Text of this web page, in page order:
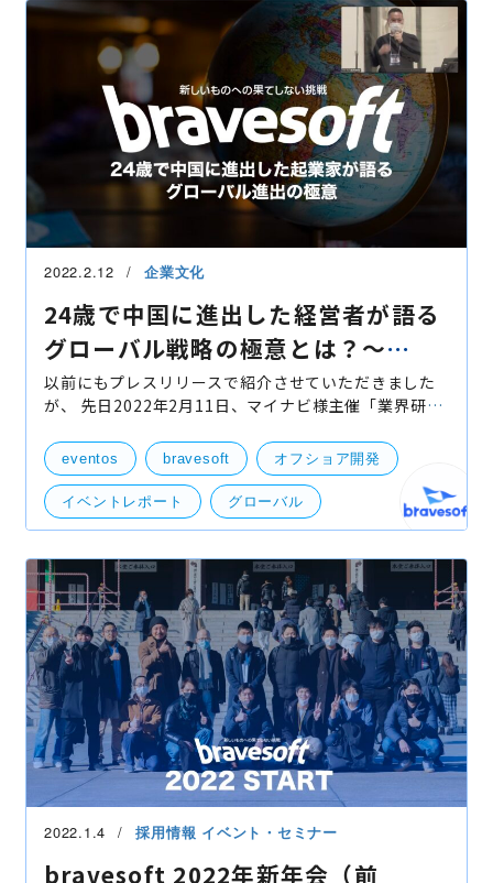
2022.2.12 企業文化
24歳で中国に進出した経営者が語る
グローバル戦略の極意とは？〜
bravesoftのグローバル展開〜
以前にもプレスリリースで紹介させていただきました
が、 先日2022年2月11日、マイナビ様主催「業界研究
にグローバル化に取り組む日本企業の活動を特集」に
て、braveso
eventos bravesoft オフショア開発
イベントレポート グローバル
社外イベント
2022.1.4 採用情報 イベント・セミナー
bravesoft 2022年新年会（前